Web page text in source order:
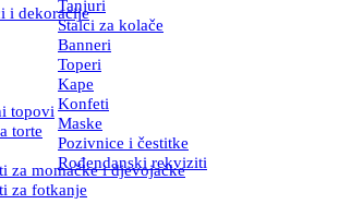
i dekoracije
Tanjuri
Stalci za kolače
Banneri
Toperi
Kape
topovi Konfeti
torte
Maske
Pozivnice i čestitke
za momačke i djevojačke
Rođendanski rekviziti
za fotkanje